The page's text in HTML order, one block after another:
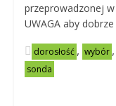
przeprowadzonej
UWAGA aby
dorosłość , wybór ,
sonda